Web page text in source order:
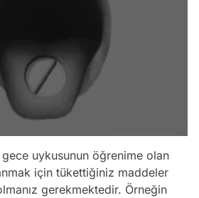
gece uykusunun öğrenime olan
için tükettiğiniz maddeler
gerekmektedir. Örneğin